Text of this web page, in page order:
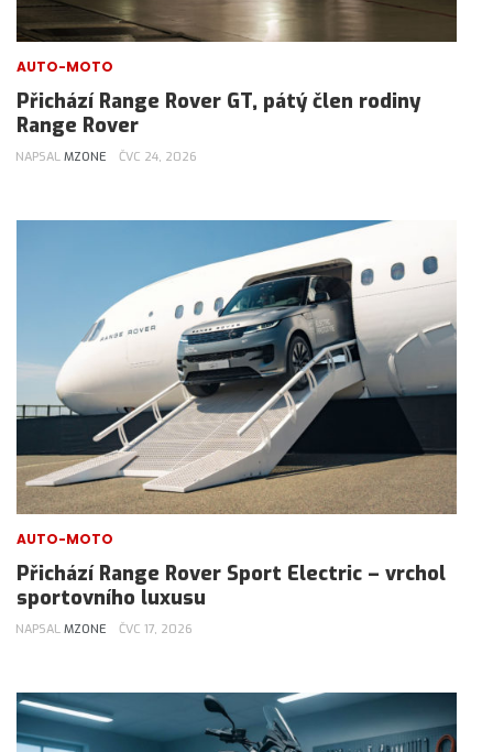
AUTO-MOTO
Přichází Range Rover GT, pátý člen rodiny
Range Rover
NAPSAL MZONE ČVC 24, 2026
AUTO-MOTO
Přichází Range Rover Sport Electric – vrchol
sportovního luxusu
NAPSAL MZONE ČVC 17, 2026